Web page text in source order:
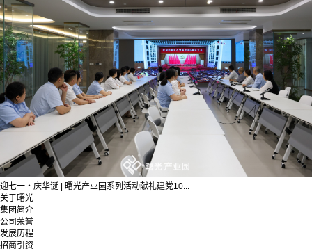
迎七一・庆华诞 | 曙光产业园系列活动献礼建党10...
关于曙光
集团简介
公司荣誉
发展历程
招商引资